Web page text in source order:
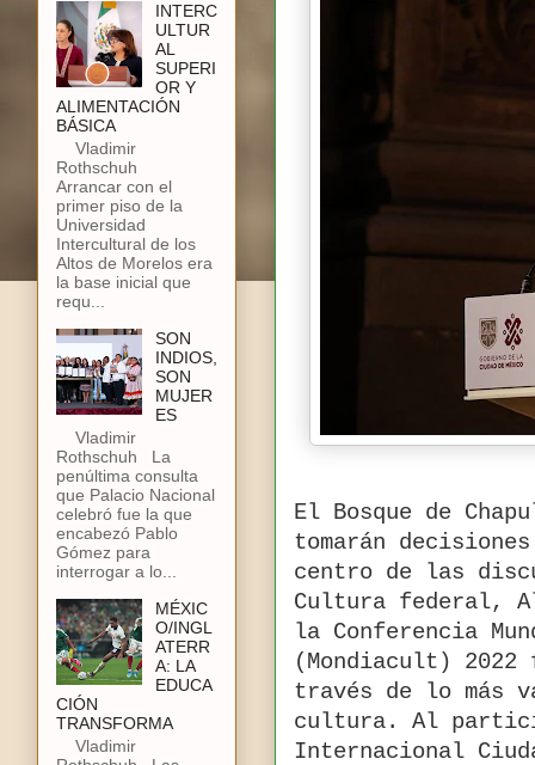
El Bosque de
tomarán
centro de las
Cultura federal,
la Conferencia
(Mondiacult) 2022
través de lo más
cultura. Al
Internacional
INTERC
ULTUR
AL
SUPERI
OR Y
ALIMENTACIÓN
BÁSICA
Vladimir
Rothschuh
Arrancar con el
primer piso de la
Universidad
Intercultural de los
Altos de Morelos era
la base inicial que
requ...
SON
INDIOS,
SON
MUJER
ES
Vladimir
Rothschuh La
penúltima consulta
que Palacio Nacional
celebró fue la que
encabezó Pablo
Gómez para
interrogar a lo...
MÉXIC
O/INGL
ATERR
A: LA
EDUCA
CIÓN
TRANSFORMA
Vladimir